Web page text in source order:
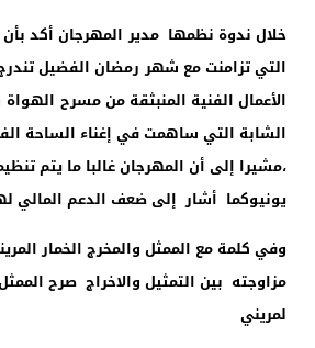
خلال ندوة نظمها مدير المهرجان أكد
التي تزامنت مع شهر رمضان الفضيل
الأعمال الفنية المنبثقة من مسرح الهواة
الشابة التي ساهمت في إغناء الساحة
،مشيرا إلى أن المهرجان غالبا ما يتم
يونيوكما أشار إلى ضعف الدعم المالي
وفي كلمة مع الممثل والمخرج الخمار
مزاوجته بين التمثيل والاخراج صرح
لمريني